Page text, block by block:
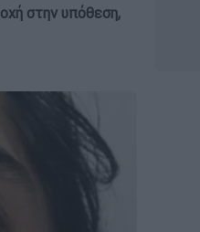
στην υπόθεση,